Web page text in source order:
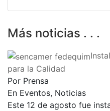
Más noticias . . .
para la Calidad
Por Prensa
En Eventos, Noticias
Este 12 de agosto fue